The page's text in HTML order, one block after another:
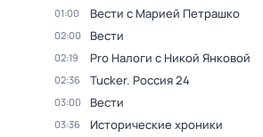
01:00 Вести с Марией Петрашко
02:00 Вести
02:19 Pro Налоги с Никой Янковой
02:36 Tucker. Россия 24
03:00 Вести
03:36 Исторические хроники